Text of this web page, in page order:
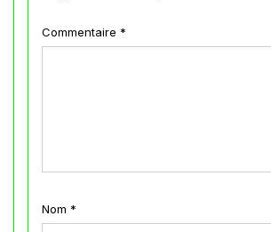
Commentaire *
Nom *